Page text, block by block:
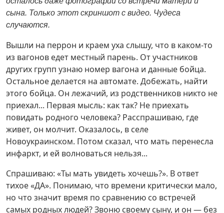
сына. Только этот скриншот с видео. Чудеса
случаются.
Вышли на перрон и краем уха слышу, что в каком-то
из вагонов едет местный парень. От участников
других групп узнаю номер вагона и данные бойца.
Остальное делается на автомате. Добежать, найти
этого бойца. Он лежачий, из родственников никто не
приехал... Первая мысль: как так? Не приехать
повидать родного человека? Расспрашиваю, где
живет, он молчит. Оказалось, в селе
Новоукраинском. Потом сказал, что мать перенесла
инфаркт, и ей волноваться нельзя...
Спрашиваю: «Ты мать увидеть хочешь?». В ответ
тихое «ДА». Понимаю, что времени критически мало,
но что значит время по сравнению со встречей
самых родных людей? Звоню своему сыну, и он — без